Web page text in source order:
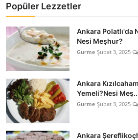
Popüler Lezzetler
Ankara Polatlı'da
Nesi Meşhur?
Gurme Şubat 3, 2025
Ankara
Yemeli?Nesi
Gurme Şubat 3, 2025
Ankara